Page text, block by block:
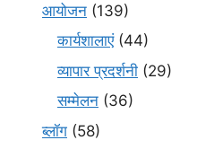
आयोजन (139)
कार्यशालाएं(44)
व्यापार प्रदर्शनी (29)
सम्मेलन (36)
ब्लॉग (58)